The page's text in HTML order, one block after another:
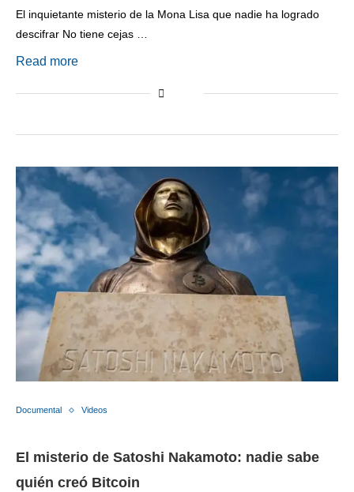
El inquietante misterio de la Mona Lisa que nadie ha logrado
descifrar No tiene cejas …
Read more
Documental Videos
El misterio de Satoshi Nakamoto: nadie sabe
quién creó Bitcoin